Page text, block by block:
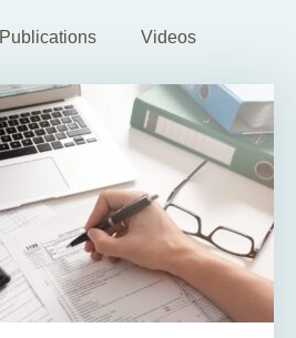
Publications Videos